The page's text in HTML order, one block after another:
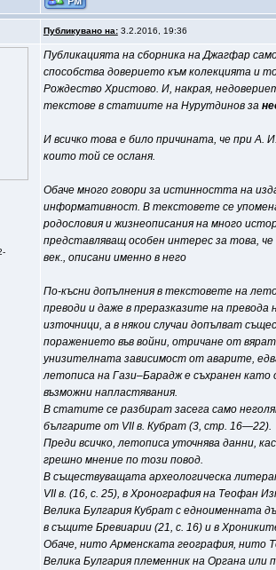
Публикувано на:3.2.2016, 19:36
Публикацията на сборника на Джагфар
способства доверието към колекцията и
Рождество Христово. И, накрая,
текстове в статиите на Нурутдинов за
И всичко това е било причината, че при А.
които той се осланя.
Обаче много говори за истинността на
информативност. В текстовете се
родословия и жизнеописания на много
представляващ особен интерес за това,
век., описани именно в него
По-късни допълнения в текстовете на
преводи и даже в преразказите на
източници, а в някои случаи допълват
поражението във войни, отричане от
унизителната зависимост от аварите,
летописа на Гази–Барадж е съхранен
възможни напластявания.
В статите се разбират засега само
българите от VII в. Кубрат (3, стр. 16—22).
Преди всичко, летописа уточнява данни,
грешно мнение по този повод.
В съществуващата археологическа
VII в. (16, с. 25), в Хронография на Теофан
Велика Булгария Кубрат с едноименната
в същите Бревиарии (21, с. 16) и в
Обаче, нито Арменската география, нито
Велика Булгария племенник на Органа